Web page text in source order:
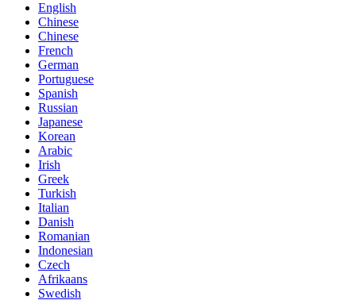
English
Chinese
Chinese
French
German
Portuguese
Spanish
Russian
Japanese
Korean
Arabic
Irish
Greek
Turkish
Italian
Danish
Romanian
Indonesian
Czech
Afrikaans
Swedish